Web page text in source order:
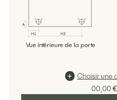
Vue intérieure de la porte
Choisir une
00,00€